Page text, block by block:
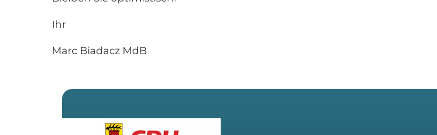
Ihr
Marc Biadacz MdB